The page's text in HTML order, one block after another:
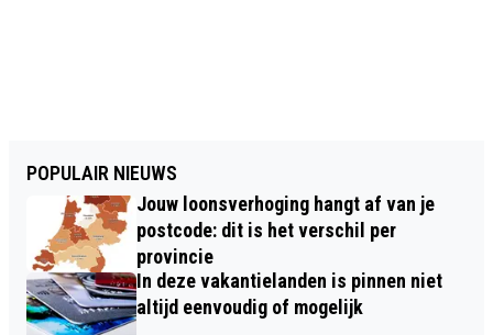
POPULAIR NIEUWS
Jouw loonsverhoging hangt af van je
postcode: dit is het verschil per
provincie
In deze vakantielanden is pinnen niet
altijd eenvoudig of mogelijk